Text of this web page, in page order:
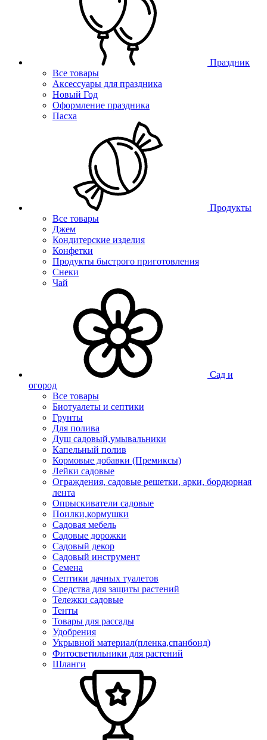
Праздник
Все товары
Аксессуары для праздника
Новый Год
Оформление праздника
Пасха
Продукты
Все товары
Джем
Кондитерские изделия
Конфетки
Продукты быстрого приготовления
Снеки
Чай
Сад и
огород
Все товары
Биотуалеты и септики
Грунты
Для полива
Душ садовый,умывальники
Капельный полив
Кормовые добавки (Премиксы)
Лейки садовые
Ограждения, садовые решетки, арки, бордюрная
лента
Опрыскиватели садовые
Поилки,кормушки
Садовая мебель
Садовые дорожки
Садовый декор
Садовый инструмент
Семена
Септики дачных туалетов
Средства для защиты растений
Тележки садовые
Тенты
Товары для рассады
Удобрения
Укрывной материал(пленка,спанбонд)
Фитосветильники для растений
Шланги